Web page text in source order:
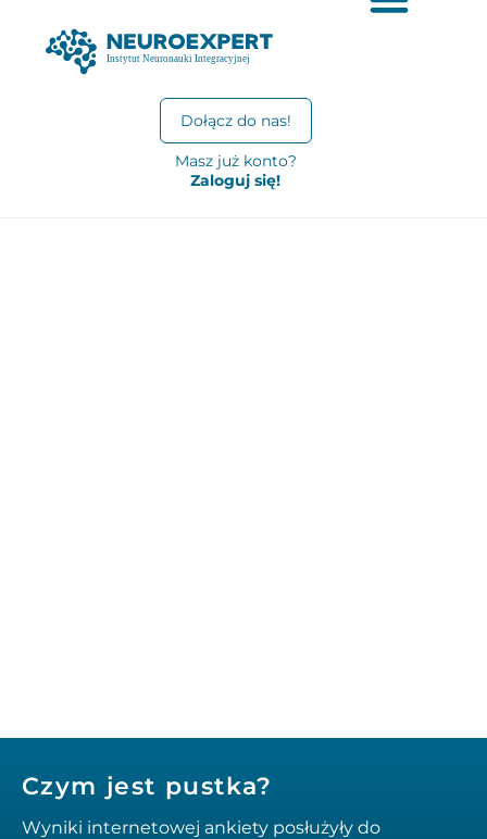
Dołącz do nas!
Masz już konto?
Zaloguj się!
Czym jest pustka?
Wyniki internetowej ankiety posłużyły do